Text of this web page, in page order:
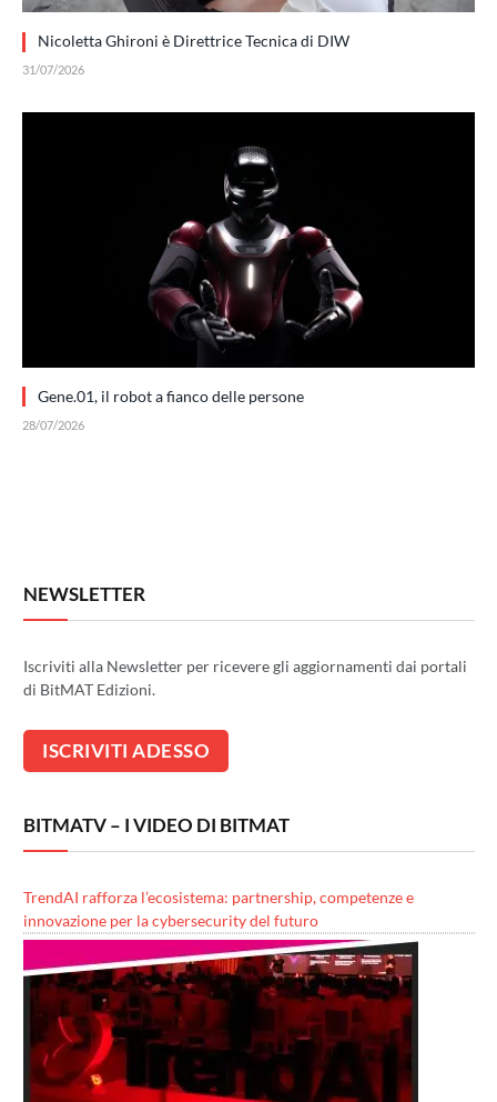
Nicoletta Ghironi è Direttrice Tecnica di DIW
31/07/2026
Gene.01, il robot a fianco delle persone
28/07/2026
NEWSLETTER
Iscriviti alla Newsletter per ricevere gli aggiornamenti dai portali
di BitMAT Edizioni.
BITMATV – I VIDEO DI BITMAT
TrendAI rafforza l’ecosistema: partnership, competenze e
innovazione per la cybersecurity del futuro